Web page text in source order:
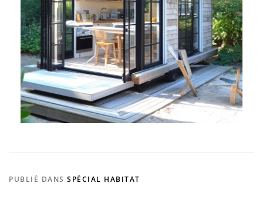
PUBLIÉ DANS SPÉCIAL HABITAT